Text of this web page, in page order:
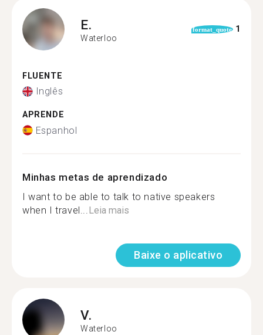
E.
Waterloo
format_quote 1
FLUENTE
Inglês
APRENDE
Espanhol
Minhas metas de aprendizado
I want to be able to talk to native speakers
when I travel... Leia mais
Baixe o aplicativo
V.
Waterloo